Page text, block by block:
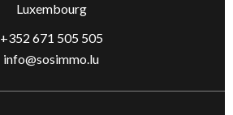
Luxembourg
+352 671 505 505
info@sosimmo.lu